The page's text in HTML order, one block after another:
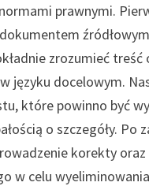
prawnymi.
zrozumieć
języku docelowym.
które powinno być
o szczegóły. Po
korekty
w celu